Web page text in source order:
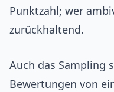
Punktzahl; wer
zurückhaltend.
Auch das Sampling
Bewertungen von